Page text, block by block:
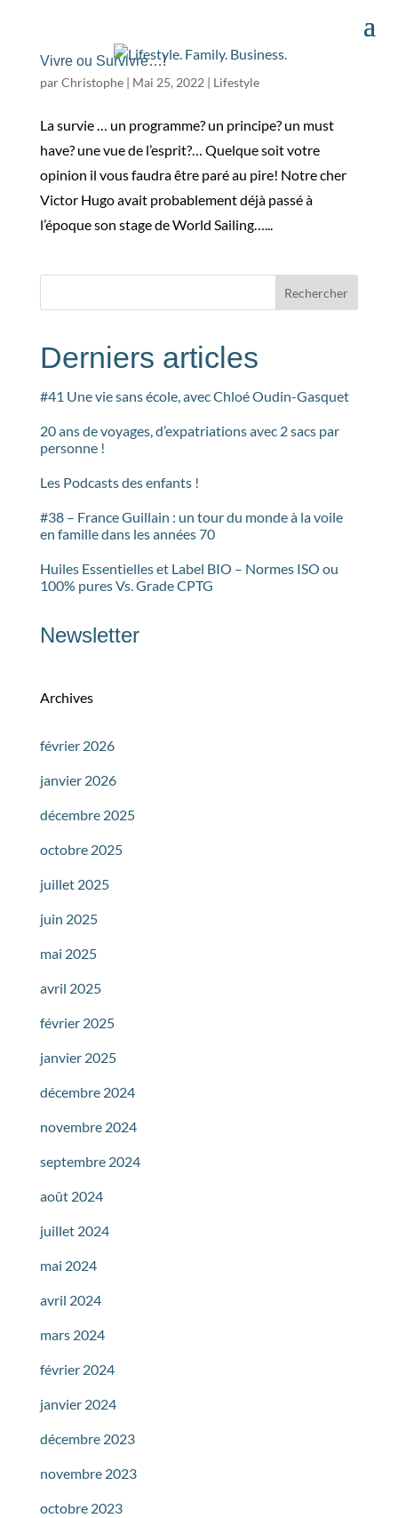
Vivre ou Survivre…!
parChristophe| Mai 25, 2022 | Lifestyle
La survie … un programme? un principe? un must
have? une vue de l’esprit?… Quelque soit votre
opinion il vous faudra être paré au pire! Notre cher
Victor Hugo avait probablement déjà passé à
l’époque son stage de World Sailing…...
Rechercher
Derniers articles
#41 Une vie sans école, avec Chloé Oudin-Gasquet
20 ans de voyages, d’expatriations avec 2 sacs par
personne !
Les Podcasts des enfants !
#38 – France Guillain : un tour du monde à la voile
en famille dans les années 70
Huiles Essentielles et Label BIO – Normes ISO ou
100% pures Vs. Grade CPTG
Newsletter
Archives
février 2026
janvier 2026
décembre 2025
octobre 2025
juillet 2025
juin 2025
mai 2025
avril 2025
février 2025
janvier 2025
décembre 2024
novembre 2024
septembre 2024
août 2024
juillet 2024
mai 2024
avril 2024
mars 2024
février 2024
janvier 2024
décembre 2023
novembre 2023
octobre 2023